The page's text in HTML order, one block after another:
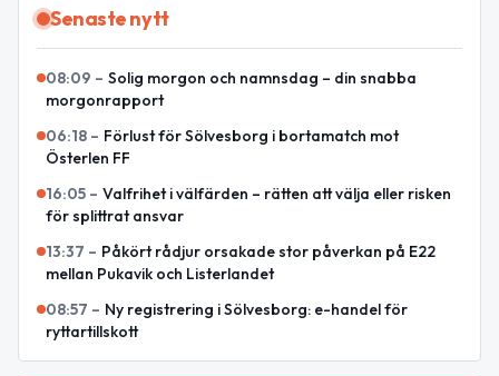
Senaste nytt
08:09 – Solig morgon och namnsdag – din snabba
morgonrapport
06:18 – Förlust för Sölvesborg i bortamatch mot
Österlen FF
16:05 – Valfrihet i välfärden – rätten att välja eller risken
för splittrat ansvar
13:37 – Påkört rådjur orsakade stor påverkan på E22
mellan Pukavik och Listerlandet
08:57 – Ny registrering i Sölvesborg: e-handel för
ryttartillskott